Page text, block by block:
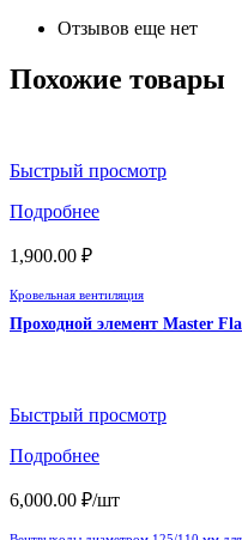
Отзывов еще нет
Похожие товары
Быстрый просмотр
Подробнее
1,900.00 ₽
Кровельная вентиляция
Проходной элемент Master
Быстрый просмотр
Подробнее
6,000.00 ₽/шт